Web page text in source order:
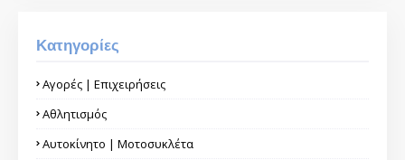
Κατηγορίες
Αγορές | Επιχειρήσεις
Αθλητισμός
Αυτοκίνητο | Μοτοσυκλέτα